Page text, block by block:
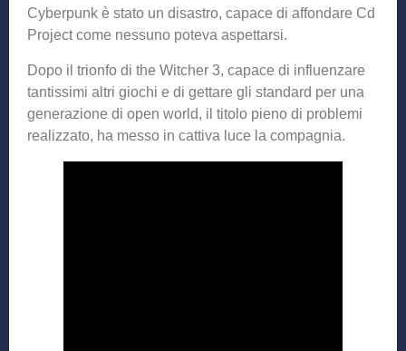
Cyberpunk è stato un disastro, capace di affondare Cd
Project come nessuno poteva aspettarsi.
Dopo il trionfo di the Witcher 3, capace di influenzare
tantissimi altri giochi e di gettare gli standard per una
generazione di open world, il titolo pieno di problemi
realizzato, ha messo in cattiva luce la compagnia.